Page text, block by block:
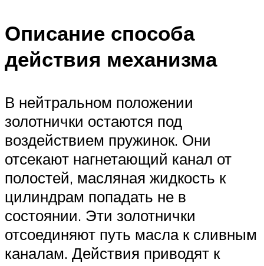
Описание способа
действия механизма
В нейтральном положении
золотнички остаются под
воздействием пружинок. Они
отсекают нагнетающий канал от
полостей, масляная жидкость к
цилиндрам попадать не в
состоянии. Эти золотнички
отсоединяют путь масла к сливным
каналам. Действия приводят к